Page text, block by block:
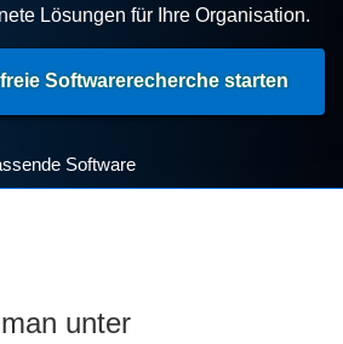
Lösungen für Ihre Organisation.
Softwarerecherche starten
Software
unter